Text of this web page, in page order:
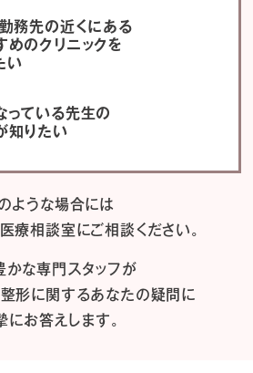
勤務先の近くにある
めのクリニックを
い
っている先生の
知りたい
ような場合には
療相談室にご相談ください。
かな専門スタッフが
整形に関するあなたの疑問に
にお答えします。